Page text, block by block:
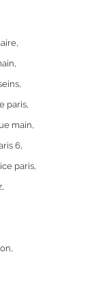
paris
main
6
paris